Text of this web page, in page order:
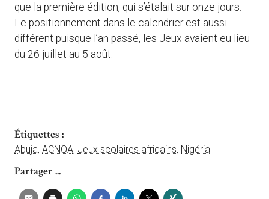
que la première édition, qui s’étalait sur onze jours.
Le positionnement dans le calendrier est aussi
différent puisque l’an passé, les Jeux avaient eu lieu
du 26 juillet au 5 août.
Étiquettes :
Abuja, ACNOA, Jeux scolaires africains, Nigéria
Partager ...